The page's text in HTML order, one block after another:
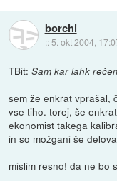
borchi
:: 5. okt 2004,
TBit:Sam kar lahk
sem že enkrat vprašal,
vse tiho. torej, še
ekonomist takega
in so možgani še
mislim resno! da ne bo